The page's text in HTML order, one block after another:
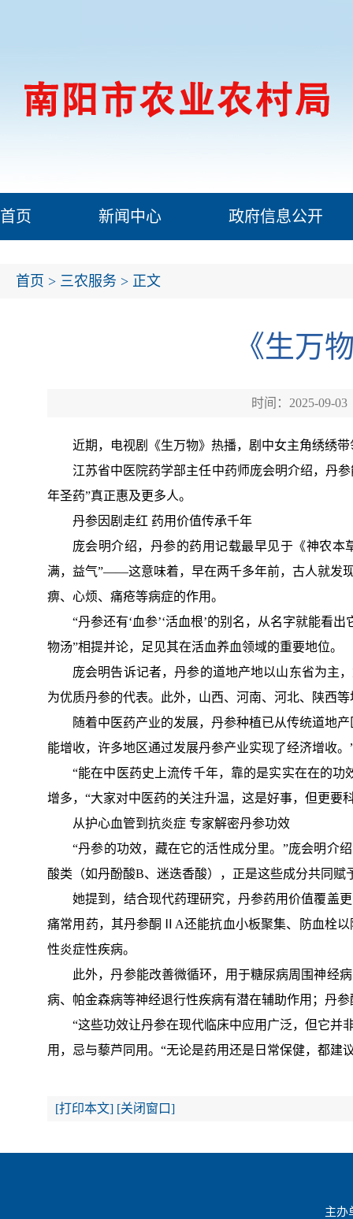
首页 新闻中心 政府信息公开
首页 > 三农服务 > 正文
《生万
时间：2025-09-03
近期，电视剧《生万物》热播，剧中女主角绣绣
江苏省中医院药学部主任中药师庞会明介绍，丹
年圣药”真正惠及更多人。
丹参因剧走红 药用价值传承千年
庞会明介绍，丹参的药用记载最早见于《神农本
满，益气”——这意味着，早在两千多年前，古人就发
痹、心烦、痛疮等病症的作用。
“丹参还有‘血参’‘活血根’的别名，从名字就能看
物汤”相提并论，足见其在活血养血领域的重要地位。
庞会明告诉记者，丹参的道地产地以山东省为主
为优质丹参的代表。此外，山西、河南、河北、陕西
随着中医药产业的发展，丹参种植已从传统道地
能增收，许多地区通过发展丹参产业实现了经济增收。
“能在中医药史上流传千年，靠的是实实在在的
增多，“大家对中医药的关注升温，这是好事，但更要
从护心血管到抗炎症 专家解密丹参功效
“丹参的功效，藏在它的活性成分里。”庞会明介
酸类（如丹酚酸B、迷迭香酸），正是这些成分共同
她提到，结合现代药理研究，丹参药用价值覆盖
痛常用药，其丹参酮ⅡA还能抗血小板聚集、防血栓
性炎症性疾病。
此外，丹参能改善微循环，用于糖尿病周围神经
病、帕金森病等神经退行性疾病有潜在辅助作用；丹
“这些功效让丹参在现代临床中应用广泛，但它并
用，忌与藜芦同用。“无论是药用还是日常保健，都建
[打印本文] [关闭窗口]
主办